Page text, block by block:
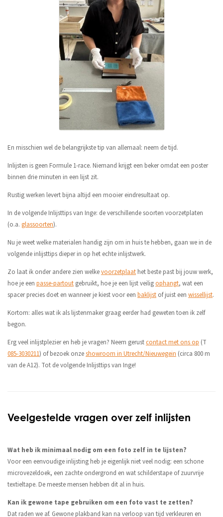
En misschien wel de belangrijkste tip van allemaal: neem de tijd.
Inlijsten is geen Formule 1-race. Niemand krijgt een beker omdat een poster
binnen drie minuten in een lijst zit.
Rustig werken levert bijna altijd een mooier eindresultaat op.
In de volgende Inlijsttips van Inge: de verschillende soorten voorzetplaten
(o.a. glassoorten).
Nu je weet welke materialen handig zijn om in huis te hebben, gaan we in de
volgende inlijsttips dieper in op het echte inlijstwerk.
Zo laat ik onder andere zien welkevoorzetplaathet beste past bij jouw werk,
hoe je een passe-partout gebruikt, hoe je een lijst veiligophangt, wat een
spacer precies doet en wanneer je kiest voor een baklijst of juist een wissellijst.
Kortom: alles wat ik als lijstenmaker graag eerder had geweten toen ik zelf
begon.
Erg veel inlijstplezier en heb je vragen? Neem gerustcontact met ons op (T
085-3030211) of bezoek onzeshowroom in Utrecht/Nieuwegein (circa 800 m
van de A12). Tot de volgende Inlijsttips van Inge!
Veelgestelde vragen over zelf inlijsten
Wat heb ik minimaal nodig om een foto zelf in te lijsten?
Voor een eenvoudige inlijsting heb je eigenlijk niet veel nodig: een schone
microvezeldoek, een zachte ondergrond en wat schilderstape of zuurvrije
textieltape. De meeste mensen hebben dit al in huis.
Kan ik gewone tape gebruiken om een foto vast te zetten?
Dat raden we af. Gewone plakband kan na verloop van tijd verkleuren en